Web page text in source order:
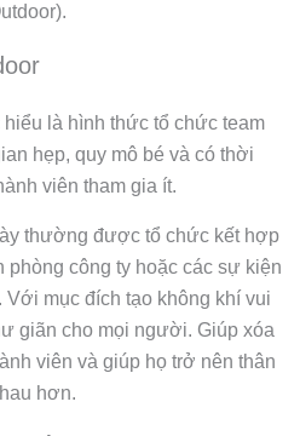
là hình thức tổ chức team
hẹp, quy mô bé và có thời
viên tham gia ít.
thường được tổ chức kết hợp
công ty hoặc các sự kiện
mục đích tạo không khí vui
giãn cho mọi người. Giúp xóa
viên và giúp họ trở nên thân
hơn.